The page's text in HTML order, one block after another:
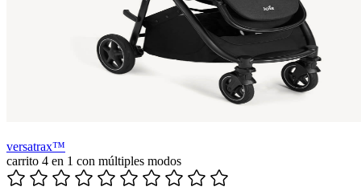
versatrax™
carrito 4 en 1 con múltiples modos